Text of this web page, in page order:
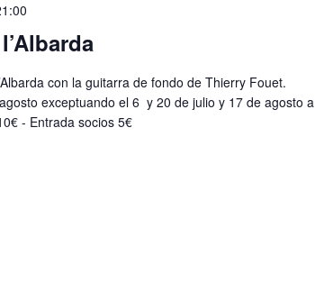
con la guitarra de fondo de Thierry Fouet.
exceptuando el 6 y 20 de julio y 17 de agosto a
- Entrada socios 5€